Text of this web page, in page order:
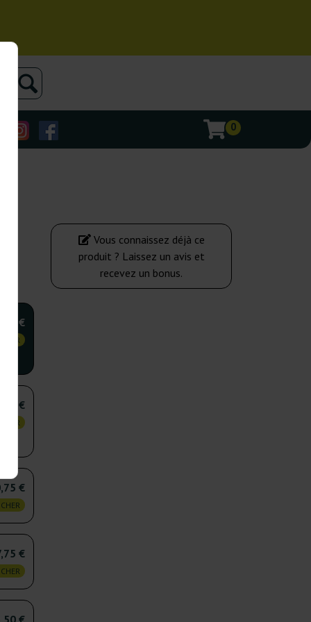
0
7,50 €
€
€
€
€
Vous connaissez déjà ce
produit ? Laissez un avis et
recevez un bonus.